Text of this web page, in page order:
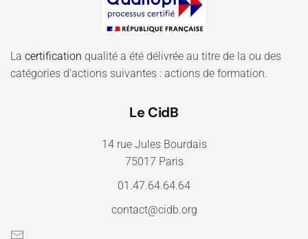
La certification qualité a été délivrée au titre de la ou des
catégories d'actions suivantes : actions de formation.
Le CidB
14 rue Jules Bourdais
75017 Paris
01.47.64.64.64
contact@cidb.org